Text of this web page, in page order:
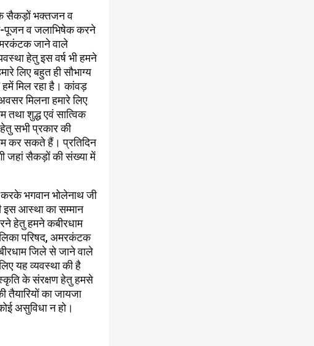
के सैकड़ों भक्तजन व
पूजन व जलाभिषेक करने
जाने वाले
हेतु इस वर्ष भी हमने
लिए बहुत ही सौभाग्य
हमें मिल रहा है। कांवड़
मिलना हमारे लिए
तथा शुद्ध एवं सात्विक
सभी प्रकार की
कर सकते हैं। प्रतिदिन
जहां सैकड़ों की संख्या में
करके भगवान भोलेनाथ जी
आस्था का सम्मान
हेतु हमने कबीरधाम
परिषद, अमरकंटक
जिले से जाने वाले
यह व्यवस्था की है
के संरक्षण हेतु हमसे
का जायजा
असुविधा न हो।